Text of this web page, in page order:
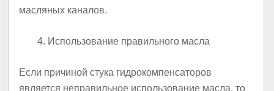
масляных каналов.
Использование правильного масла
Если причиной стука гидрокомпенсаторов
является неправильное использование масла, то